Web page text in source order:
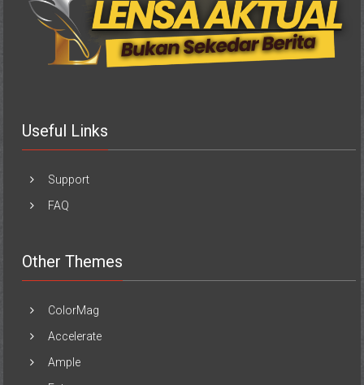
Useful Links
Support
FAQ
Other Themes
ColorMag
Accelerate
Ample